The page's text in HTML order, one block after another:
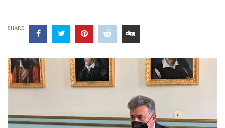
SHARE